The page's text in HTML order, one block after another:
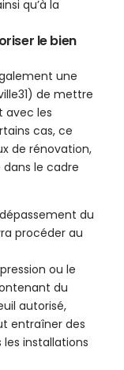
qu’à la
le bien
une
de mettre
avec les
cas, ce
de rénovation,
le cadre
du
procéder au
ou le
du
autorisé,
entraîner des
installations